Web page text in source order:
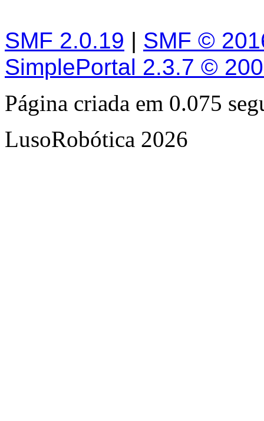
SMF 2.0.19 | SMF ©
SimplePortal 2.3.7 ©
Página criada em 0.075
LusoRobótica 2026